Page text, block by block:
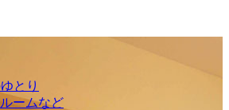
とり
ームなど